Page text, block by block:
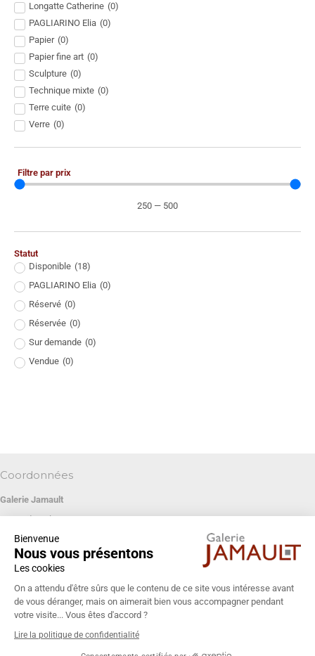
Bienvenue
Nous vous présentons
Les cookies
On a attendu d'être sûrs que le contenu de ce site vous intéresse avant
de vous déranger, mais on aimerait bien vous accompagner pendant
votre visite... Vous êtes d'accord ?
Lire la politique de confidentialité
Longatte Catherine (0)
PAGLIARINO Elia (0)
Papier (0)
Papier fine art (0)
Sculpture (0)
Technique mixte (0)
Terre cuite (0)
Verre (0)
Filtre par prix
250 — 500
Statut
Disponible (18)
PAGLIARINO Elia (0)
Réservé (0)
Réservée (0)
Sur demande (0)
Vendue (0)
Coordonnées
Galerie Jamault
19 rue des Blancs Manteaux
75004 PARIS
+33 (0)1 42 74 13 85
galeriejamault@gmail.com